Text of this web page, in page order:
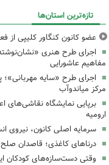
تازه‌ترین استان‌ها
عضو کانون کنگاور کلیپی از
اجرای طرح هنری
مفاهیم عاشورایی
اجرای طرح «سایه مهربانی»؛
مرکز میاندوآب
برپایی نمایشگاه نقاشی‌های
ارومیه
سرمایه اصلی کانون، نیروی
درناهای کاغذی؛ قاصدان صلح
وقتی دست‌سازه‌های کودکان